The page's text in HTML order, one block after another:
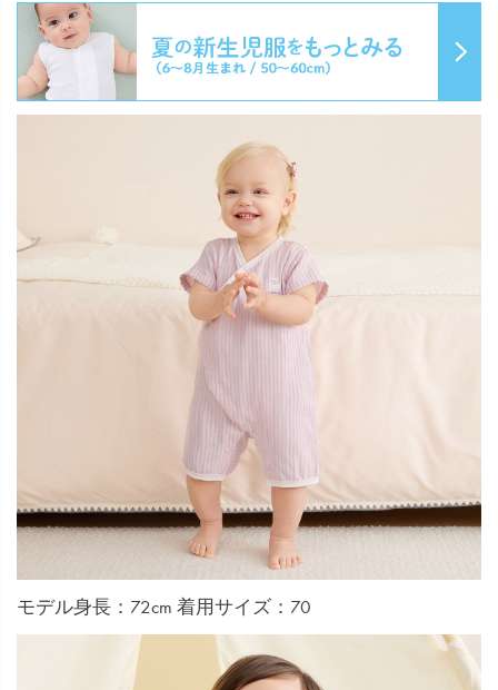
モデル身長：72cm 着用サイズ：70